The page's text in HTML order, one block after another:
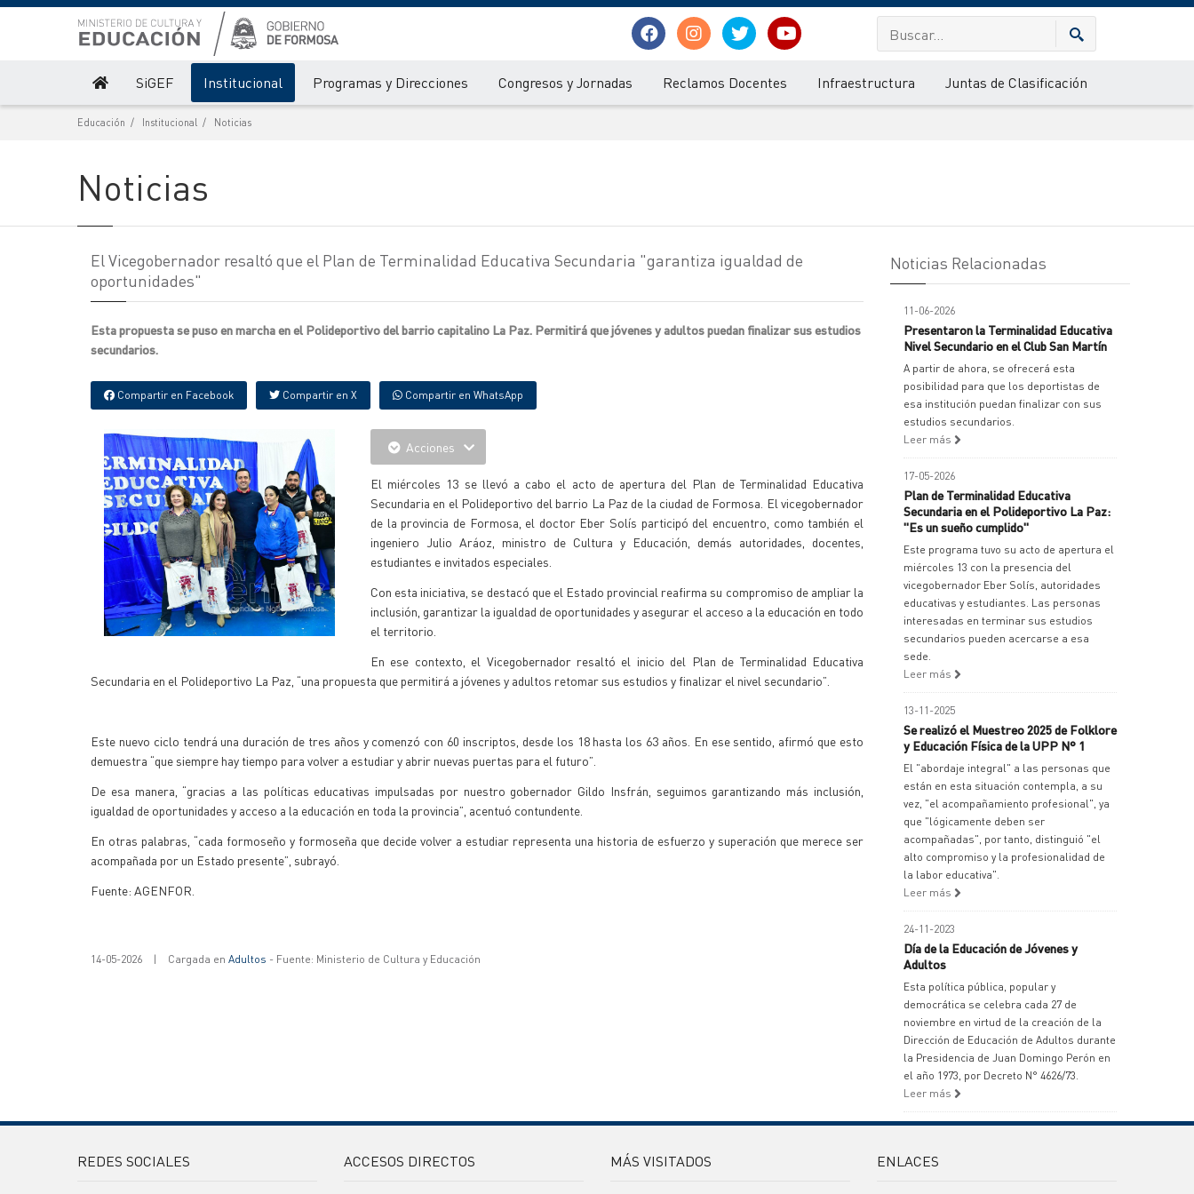
SiGEF Institucional Programas y Direcciones Congresos y Jornadas Reclamos Docentes Infraestructura Juntas de Clasificación
Educación Institucional Noticias
Noticias
El Vicegobernador resaltó que el Plan de Terminalidad Educativa Secundaria "garantiza igualdad de
oportunidades"
Esta propuesta se puso en marcha en el Polideportivo del barrio capitalino La Paz. Permitirá que jóvenes y adultos puedan finalizar sus estudios
secundarios.
Compartir en Facebook Compartir en X Compartir en WhatsApp
Acciones
El miércoles 13 se llevó a cabo el acto de apertura del Plan de Terminalidad Educativa
Secundaria en el Polideportivo del barrio La Paz de la ciudad de Formosa. El vicegobernador
de la provincia de Formosa, el doctor Eber Solís participó del encuentro, como también el
ingeniero Julio Aráoz, ministro de Cultura y Educación, demás autoridades, docentes,
estudiantes e invitados especiales.
Con esta iniciativa, se destacó que el Estado provincial reafirma su compromiso de ampliar la
inclusión, garantizar la igualdad de oportunidades y asegurar el acceso a la educación en todo
el territorio.
En ese contexto, el Vicegobernador resaltó el inicio del Plan de Terminalidad Educativa
Secundaria en el Polideportivo La Paz, “una propuesta que permitirá a jóvenes y adultos retomar sus estudios y finalizar el nivel secundario”.
Este nuevo ciclo tendrá una duración de tres años y comenzó con 60 inscriptos, desde los 18 hasta los 63 años. En ese sentido, afirmó que esto
demuestra “que siempre hay tiempo para volver a estudiar y abrir nuevas puertas para el futuro”.
De esa manera, “gracias a las políticas educativas impulsadas por nuestro gobernador Gildo Insfrán, seguimos garantizando más inclusión,
igualdad de oportunidades y acceso a la educación en toda la provincia”, acentuó contundente.
En otras palabras, “cada formoseño y formoseña que decide volver a estudiar representa una historia de esfuerzo y superación que merece ser
acompañada por un Estado presente”, subrayó.
Fuente: AGENFOR.
14-05-2026 | Cargada en Adultos - Fuente: Ministerio de Cultura y Educación
Noticias Relacionadas
11-06-2026
Presentaron la Terminalidad Educativa
Nivel Secundario en el Club San Martín
A partir de ahora, se ofrecerá esta
posibilidad para que los deportistas de
esa institución puedan finalizar con sus
estudios secundarios.
Leer más
17-05-2026
Plan de Terminalidad Educativa
Secundaria en el Polideportivo La Paz:
"Es un sueño cumplido"
Este programa tuvo su acto de apertura el
miércoles 13 con la presencia del
vicegobernador Eber Solís, autoridades
educativas y estudiantes. Las personas
interesadas en terminar sus estudios
secundarios pueden acercarse a esa
sede.
Leer más
13-11-2025
Se realizó el Muestreo 2025 de Folklore
y Educación Física de la UPP N° 1
El "abordaje integral" a las personas que
están en esta situación contempla, a su
vez, "el acompañamiento profesional", ya
que "lógicamente deben ser
acompañadas", por tanto, distinguió "el
alto compromiso y la profesionalidad de
la labor educativa".
Leer más
24-11-2023
Día de la Educación de Jóvenes y
Adultos
Esta política pública, popular y
democrática se celebra cada 27 de
noviembre en virtud de la creación de la
Dirección de Educación de Adultos durante
la Presidencia de Juan Domingo Perón en
el año 1973, por Decreto N° 4626/73.
Leer más
REDES SOCIALES ACCESOS DIRECTOS MÁS VISITADOS ENLACES